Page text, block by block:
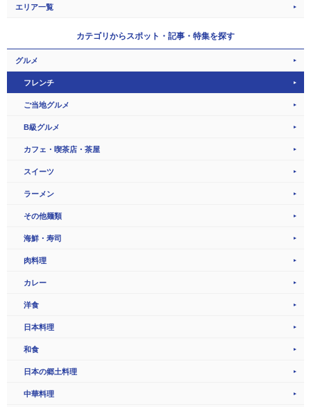
エリア一覧
カテゴリからスポット・記事・特集を探す
グルメ
フレンチ
ご当地グルメ
B級グルメ
カフェ・喫茶店・茶屋
スイーツ
ラーメン
その他麺類
海鮮・寿司
肉料理
カレー
洋食
日本料理
和食
日本の郷土料理
中華料理